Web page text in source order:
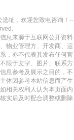
址，欢迎您致电咨询！--
息来源于互联网公开资料
物业管理方、开发商、运
，亦不代表其发布任何官
限于文字、图片、联系方
息参考及展示之目的，不
体因参考本站信息而产生
相关权利人认为本页面内
实后及时配合调整或删除